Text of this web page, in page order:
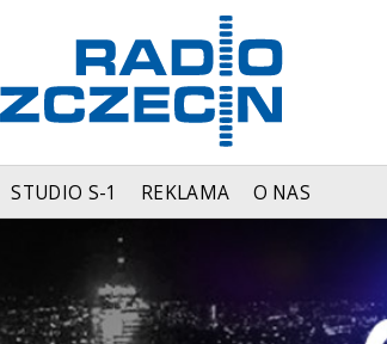
STUDIO S-1 REKLAMA O NAS